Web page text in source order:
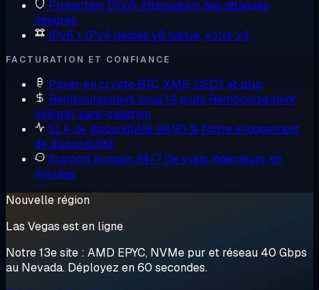
Protection DDoS Atténuation des attaques
intégrée
IPv6 + IPv4 dédiéev6 native, votre v4
FACTURATION ET CONFIANCE
Payer en crypto BTC, XMR, USDT et plus
Remboursement sous 14 jours Remboursement
intégral, sans question
SLA de disponibilité 99,95 % Notre engagement
de disponibilité
Support humain 24/7 De vrais ingénieurs, en
minutes
Nouvelle région
Las Vegas est en ligne
Notre 13e site : AMD EPYC, NVMe pur et réseau 40 Gbps
au Nevada. Déployez en 60 secondes.